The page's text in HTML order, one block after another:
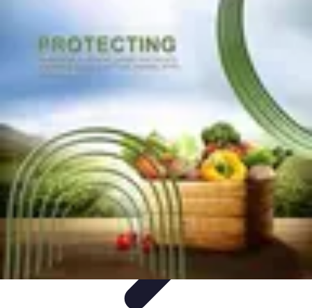
d'AchatComparatifs
Pièces Agricoles